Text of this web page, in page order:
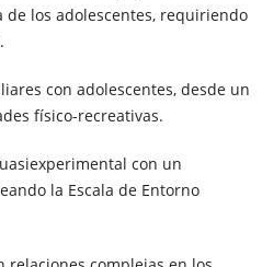
los adolescentes, requiriendo
con adolescentes, desde un
físico-recreativas.
con un
la Escala de Entorno